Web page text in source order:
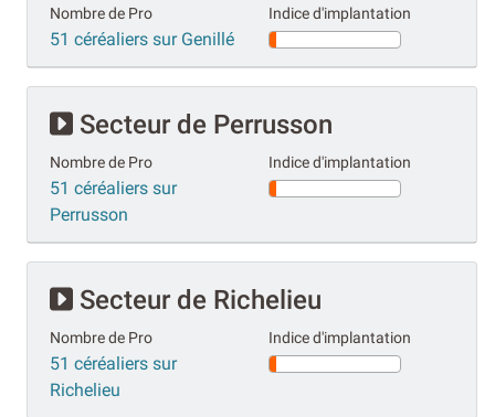
Nombre de Pro
51 céréaliers sur Genillé
Indice d'implantation
Secteur de Perrusson
Nombre de Pro
51 céréaliers sur
Perrusson
Indice d'implantation
Secteur de Richelieu
Nombre de Pro
51 céréaliers sur
Richelieu
Indice d'implantation